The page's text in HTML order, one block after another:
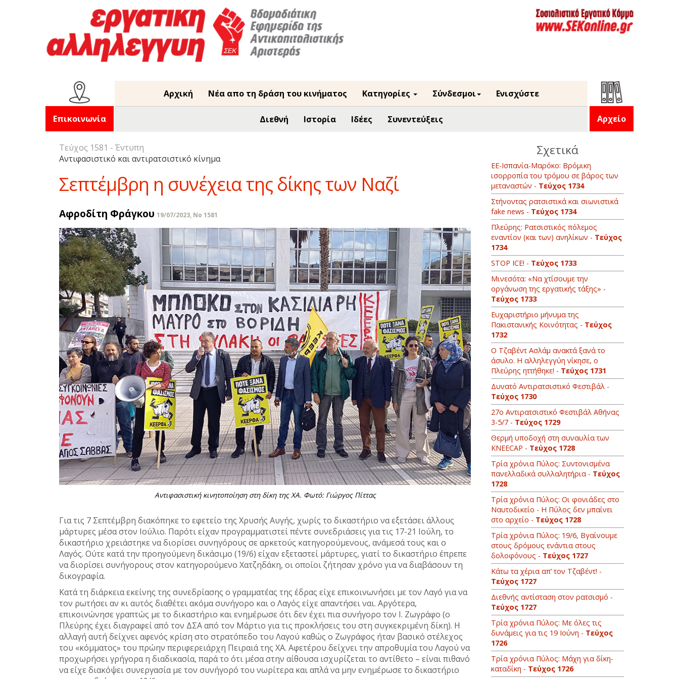
Επικοινωνία
Αρχική Νέα απο τη δράση του κινήματος Κατηγορίες Σύνδεσμοι Ενισχύστε
Διεθνή Ιστορία Ιδέες Συνεντεύξεις Αρχείο
Τεύχος 1581 - Έντυπη
Αντιφασιστικό και αντιρατσιστικό κίνημα
Σεπτέμβρη η συνέχεια της δίκης των Ναζί
Αφροδίτη Φράγκου 19/07/2023, No 1581
Αντιφασιστική κινητοποίηση στη δίκη της ΧΑ. Φωτό: Γιώργος Πίττας
Για τις 7 Σεπτέμβρη διακόπηκε το εφετείο της Χρυσής Αυγής, χωρίς το δικαστήριο να εξετάσει άλλους
μάρτυρες μέσα στον Ιούλιο. Παρότι είχαν προγραμματιστεί πέντε συνεδριάσεις για τις 17-21 Ιούλη, το
δικαστήριο χρειάστηκε να διορίσει συνηγόρους σε αρκετούς κατηγορούμενους, ανάμεσά τους και ο
Λαγός. Ούτε κατά την προηγούμενη δικάσιμο (19/6) είχαν εξεταστεί μάρτυρες, γιατί το δικαστήριο έπρεπε
να διορίσει συνήγορους στον κατηγορούμενο Χατζηδάκη, οι οποίοι ζήτησαν χρόνο για να διαβάσουν τη
δικογραφία.
Κατά τη διάρκεια εκείνης της συνεδρίασης ο γραμματέας της έδρας είχε επικοινωνήσει με τον Λαγό για να
τον ρωτήσει αν κι αυτός διαθέτει ακόμα συνήγορο και ο Λαγός είχε απαντήσει ναι. Αργότερα,
επικοινώνησε γραπτώς με το δικαστήριο και ενημέρωσε ότι δεν έχει πια συνήγορο τον Ι. Ζωγράφο (ο
Πλεύρης έχει διαγραφεί από τον ΔΣΑ από τον Μάρτιο για τις προκλήσεις του στη συγκεκριμένη δίκη). Η
αλλαγή αυτή δείχνει αφενός κρίση στο στρατόπεδο του Λαγού καθώς ο Ζωγράφος ήταν βασικό στέλεχος
του «κόμματος» του πρώην περιφερειάρχη Πειραιά της ΧΑ. Αφετέρου δείχνει την απροθυμία του Λαγού να
προχωρήσει γρήγορα η διαδικασία, παρά το ότι μέσα στην αίθουσα ισχυρίζεται το αντίθετο – είναι πιθανό
να είχε διακόψει συνεργασία με τον συνήγορό του νωρίτερα και απλά να μην ενημέρωσε το δικαστήριο
Σχετικά
ΕΕ-Ισπανία-Μαρόκο: Βρόμικη
ισορροπία του τρόμου σε βάρος των
μεταναστών - Τεύχος 1734
Στήνοντας ρατσιστικά και σιωνιστικά
fake news - Τεύχος 1734
Πλεύρης: Ρατσιστικός πόλεμος
εναντίον (και των) ανηλίκων - Τεύχος
1734
STOP ICE! - Τεύχος 1733
Μινεσότα: «Να χτίσουμε την
οργάνωση της εργατικής τάξης» -
Τεύχος 1733
Ευχαριστήριο μήνυμα της
Πακιστανικής Κοινότητας - Τεύχος
1732
Ο Τζαβέντ Ασλάμ ανακτά ξανά το
άσυλο. Η αλληλεγγύη νίκησε, ο
Πλεύρης ηττήθηκε! - Τεύχος 1731
Δυνατό Αντιρατσιστικό Φεστιβάλ -
Τεύχος 1730
27ο Αντιρατσιστικό Φεστιβάλ Αθήνας
3-5/7 - Τεύχος 1729
Θερμή υποδοχή στη συναυλία των
KNEECAP - Τεύχος 1728
Τρία χρόνια Πύλος: Συντονισμένα
πανελλαδικά συλλαλητήρια - Τεύχος
1728
Τρία χρόνια Πύλος: Οι φονιάδες στο
Ναυτοδικείο - Η Πύλος δεν μπαίνει
στο αρχείο - Τεύχος 1728
Τρία χρόνια Πύλος: 19/6, Βγαίνουμε
στους δρόμους ενάντια στους
δολοφόνους - Τεύχος 1727
Κάτω τα χέρια απ’ τον Τζαβέντ! -
Τεύχος 1727
Διεθνής αντίσταση στον ρατσισμό -
Τεύχος 1727
Τρία χρόνια Πύλος: Με όλες τις
δυνάμεις για τις 19 Ιούνη - Τεύχος
1726
Τρία χρόνια Πύλος: Μάχη για δίκη-
καταδίκη - Τεύχος 1726